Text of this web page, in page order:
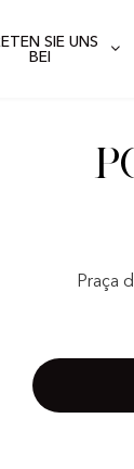
SIE UNS
BEI
Praça